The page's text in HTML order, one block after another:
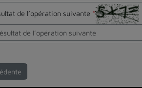
de l’opération suivante *